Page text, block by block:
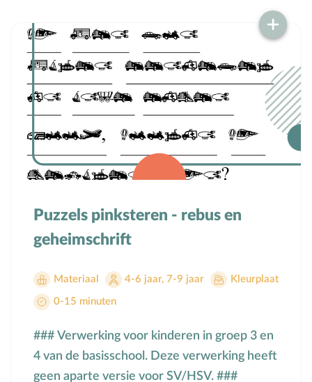
Puzzels pinksteren - rebus en
geheimschrift
Materiaal 4-6 jaar, 7-9 jaar Kleurplaat
0-15 minuten
### Verwerking voor kinderen in groep 3 en
4 van de basisschool. Deze verwerking heeft
geen aparte versie voor SV/HSV. ###